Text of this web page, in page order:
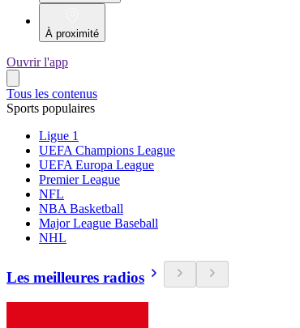
À proximité
Ouvrir l'app
Tous les contenus
Sports populaires
Ligue 1
UEFA Champions League
UEFA Europa League
Premier League
NFL
NBA Basketball
Major League Baseball
NHL
Les meilleures radios